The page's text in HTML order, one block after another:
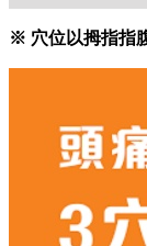
※ 穴位以拇指指